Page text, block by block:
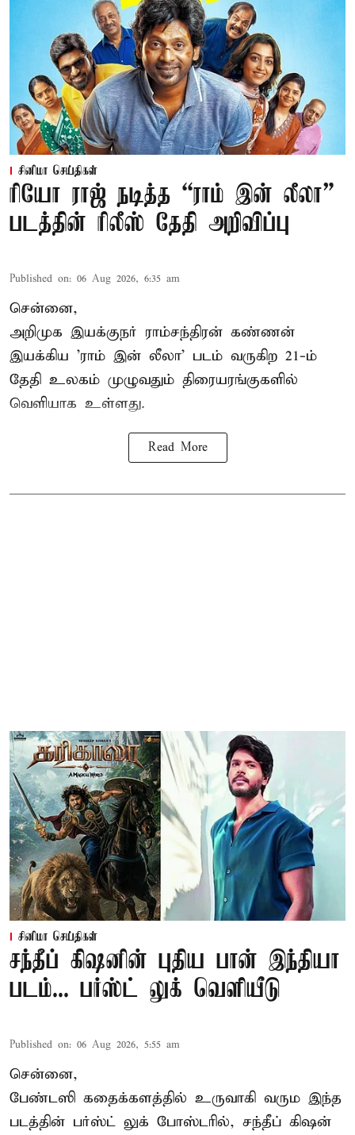
சினிமா செய்திகள்
ரியோ ராஜ் நடித்த “ராம் இன் லீலா”
படத்தின் ரிலீஸ் தேதி அறிவிப்பு
Published on: 06 Aug 2026, 6:35 am
சென்னை,
அறிமுக இயக்குநர் ராம்சந்திரன் கண்ணன்
இயக்கிய 'ராம் இன் லீலா' படம் வருகிற 21-ம்
தேதி உலகம் முழுவதும் திரையரங்குகளில்
வெளியாக உள்ளது.
Read More
சினிமா செய்திகள்
சந்தீப் கிஷனின் புதிய பான் இந்தியா
படம்... பர்ஸ்ட் லுக் வெளியீடு
Published on: 06 Aug 2026, 5:55 am
சென்னை,
பேண்டஸி கதைக்களத்தில் உருவாகி வரும இந்த
படத்தின் பர்ஸ்ட் லுக் போஸ்டரில், சந்தீப் கிஷன்